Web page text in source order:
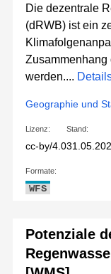
Die dezentrale
(dRWB) ist ein
Zusammenhang
werden....
Geographie und
Lizenz:
cc-by/4.0
Stand:
Formate:
WFS
Potenziale